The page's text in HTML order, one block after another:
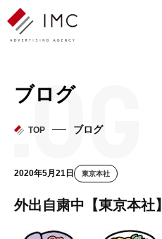
ブログ
TOP ブログ
2020年5月21日 東京本社
外出自粛中【東京本社】